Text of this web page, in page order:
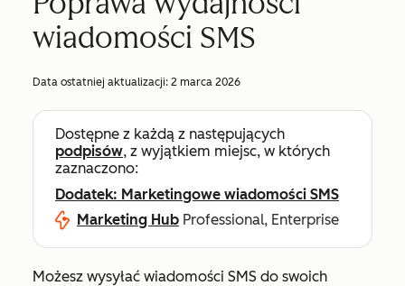
wiadomości SMS
Data ostatniej aktualizacji: 2 marca 2026
Dostępne z każdą z następujących
podpisów, z wyjątkiem miejsc, w których
zaznaczono:
Dodatek: Marketingowe wiadomości SMS
Marketing Hub Professional, Enterprise
Możesz wysyłać wiadomości SMS do swoich